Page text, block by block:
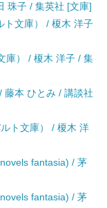
珠子 / 集英社 [文庫]
ト文庫） / 榎木 洋子
庫） / 榎木 洋子 / 集
藤本 ひとみ / 講談社
ト文庫） / 榎木 洋
fantasia) / 茅
fantasia) / 茅